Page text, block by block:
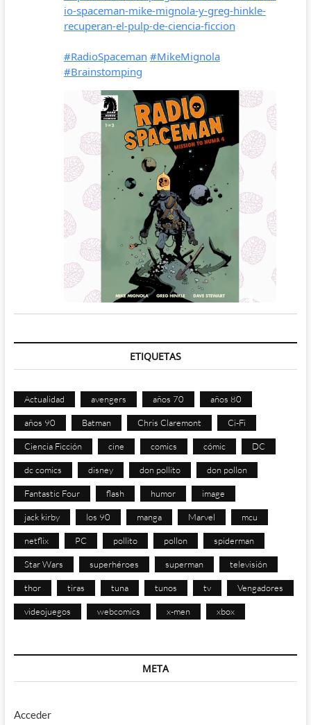
ETIQUETAS
Actualidad avengers años 70 años 80
años 90 Batman Chris Claremont Ci-Fi
Ciencia Ficción cine comics cómic DC
dc comics disney don pollito don pollon
Fantastic Four flash humor image
jack kirby los 90 manga Marvel mcu
netflix PC pollito pollon spiderman
Star Wars superhéroes superman televisión
thor tiras tuna tunos tv Vengadores
videojuegos webcomics x-men xbox
META
Acceder